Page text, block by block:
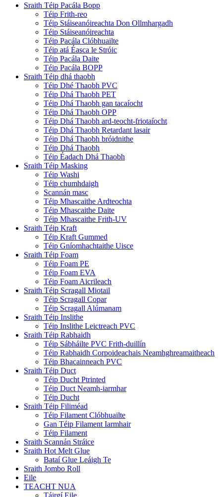
Sraith Téip Pacála Bopp
Téip Frith-reo
Téip Stáiseanóireachta Don Ollmhargadh
Téip Stáiseanóireachta
Téip Pacála Clóbhuailte
Téip atá Éasca le Stróic
Téip Pacála Daite
Téip Pacála BOPP
Sraith Téip dhá thaobh
Téip Dhé Thaobh PVC
Téip Dhá Thaobh PET
Téip Dhá Thaobh gan tacaíocht
Téip Dhá Thaobh OPP
Téip Dhá Thaobh ard-teocht-friotaíocht
Téip Dhá Thaobh Retardant lasair
Téip Dhá Thaobh bróidnithe
Téip Dhá Thaobh
Téip Éadach Dhá Thaobh
Sraith Téip Masking
Téip Washi
Téip chumhdaigh
Scannán masc
Téip Mhascaithe Ardteochta
Téip Mhascaithe Daite
Téip Mhascaithe Frith-UV
Sraith Téip Kraft
Téip Kraft Gummed
Téip Gníomhachtaithe Uisce
Sraith Téip Foam
Téip Foam PE
Téip Foam EVA
Téip Foam Aicrileach
Sraith Téip Scragall Miotail
Téip Scragall Copar
Téip Scragall Alúmanam
Sraith Téip Inslithe
Téip Inslithe Leictreach PVC
Sraith Téip Rabhaidh
Téip Sábháilte PVC Frith-duillín
Téip Rabhaidh Corpoideachais Neamhghreamaitheach
Téip Bhacainneach PVC
Sraith Téip Duct
Téip Ducht Ptrinted
Téip Duct Neamh-iarmhar
Téip Ducht
Sraith Téip Filiméad
Téip Filament Clóbhuailte
Gan Téip Filament Iarmhair
Téip Filament
Sraith Scannán Stráice
Sraith Hot Melt Glue
Bataí Glue Leáigh Te
Sraith Jombo Roll
Eile
TEACHT NUA
Táirgí Eile